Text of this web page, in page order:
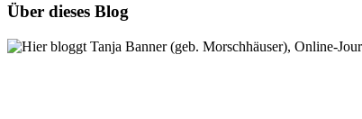
Über dieses Blog
Hier bloggt Tanja Banner (geb. Morschhäuser), Online-